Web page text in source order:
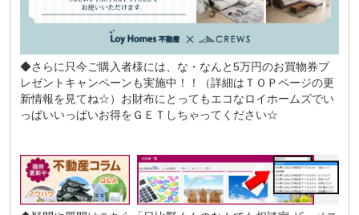
◆さらに只今ご購入者様には、な・なんと5万円のお買物券プ
レゼントキャンペーンも実施中！！（詳細はＴＯＰページの更
新情報を見てね☆）お財布にとってもエコなロイホームズでい
っぱいいっぱいお得をＧＥＴしちゃってください☆